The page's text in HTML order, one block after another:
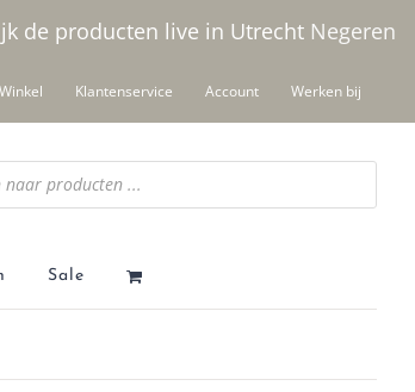
de producten live in Utrecht Negeren
Winkel Klantenservice Account Werken bij
Sale